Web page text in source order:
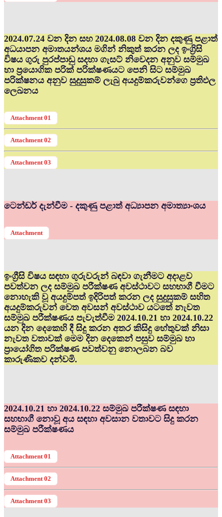
2024.07.24 වන දින සහ 2024.08.08 වන දින දකුණු පළාත්
අධ‍යාපන අමාතයන්ශය මගින් නිකුත් කරන ලද ඉංග්‍රිසි
විෂය ගුරු පුරප්පාඩු සදහා ගැසට් නිවෙදන අනුව සම්මුඛ
හා ප්‍රයොගික පරික් පරික්ෂණයට පෙනි සිට සම්මුඛ
පරික්ෂනය අනුව සුදුසුකම් ලැබු අයදුම්කරුවන්ගෙ ප්‍රතිඵල
ලෙඛනය
Attachment 01
Attachment 02
Attachment 03
ටෙන්ඩර් දැන්වීම - දකුණු පළාත් අධ්‍යාපන අමාත්‍යාංශය
Attachment
ඉංග්‍රීසි විෂය සඳහා ගුරුවරුන් බඳවා ගැනීමට අදාළව
පවත්වන ලද සම්මුඛ පරීක්ෂණ අවස්ථාවට සහභාගී වීමට
නොහැකි වූ අයදුම්පත් ඉදිරිපත් කරන ලද සුදුසුකම් සහිත
අයදුම්කරුවන් වෙත අවසන් අවස්ථාව යටතේ නැවත
සම්මුඛ පරීක්ෂණය පැවැත්වීම 2024.10.21 හා 2024.10.22
යන දින දෙකෙහි දී සිදු කරන අතර කිසිදු හේතුවක් නිසා
නැවත වතාවක් මෙම දින දෙකෙන් පසුව සම්මුඛ හා
ප්‍රායෝගිත පරික්ෂණ පවත්වනු නොලබන බව
කාරුණිකව දන්වමි.
2024.10.21 හා 2024.10.22 සම්මුඛ පරීක්ෂණ සඳහා
සහභාගී නොවූ අය සඳහා අවසාන වතාවට සිදු කරන
සම්මුඛ පරීක්ෂණය
Attachment 01
Attachment 02
Attachment 03